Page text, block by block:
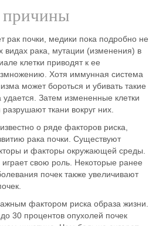
причины
рак почки, медики пока подробно не
видах рака, мутации (изменения) в
клетки приводят к ее
Хотя иммунная система
может бороться и убивать такие
удается. Затем измененные клетки
ткани вокруг них.
о ряде факторов риска,
рака почки. Существуют
и факторы окружающей среды.
свою роль. Некоторые ранее
почек также увеличивают
фактором риска образа жизни.
30 процентов опухолей почек